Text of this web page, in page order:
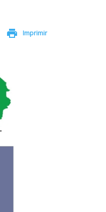
print Imprimir